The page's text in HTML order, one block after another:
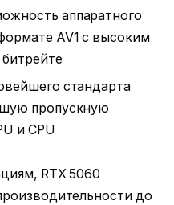
аппаратного
AV1 с высоким
стандарта
пропускную
и CPU
RTX 5060
до